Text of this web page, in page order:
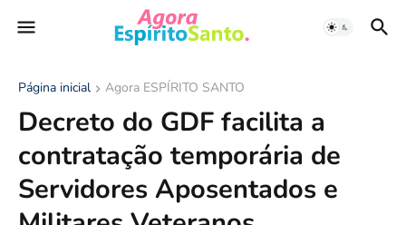
Página inicial Agora ESPÍRITO SANTO
Decreto do GDF facilita a
contratação temporária de
Servidores Aposentados e